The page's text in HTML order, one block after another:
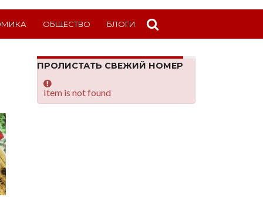
ОБЩЕСТВО БЛОГИ
ПРОЛИСТАТЬ СВЕЖИЙ НОМЕР
Item is not found